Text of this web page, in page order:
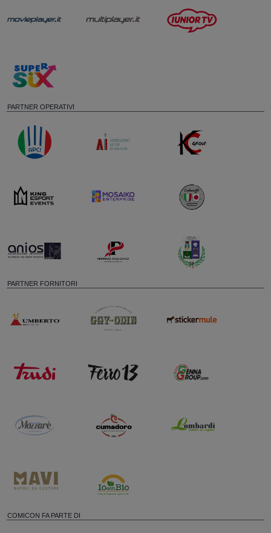
PARTNER OPERATIVI
PARTNER FORNITORI
COMICON FA PARTE DI